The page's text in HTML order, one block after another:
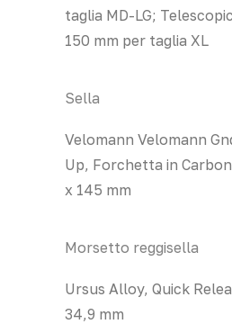
taglia MD-LG;
150 mm per taglia XL
Sella
Velomann Velomann
Up, Forchetta in
x 145 mm
Morsetto reggisella
Ursus Alloy, Quick
34,9 mm